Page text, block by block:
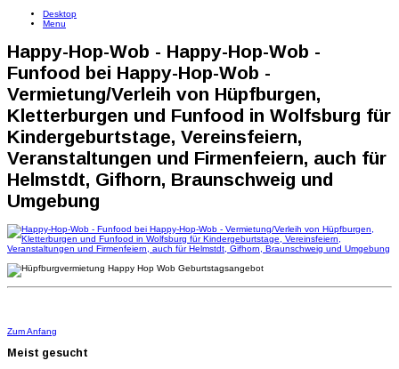
Desktop
Menu
Happy-Hop-Wob - Happy-Hop-Wob -
Funfood bei Happy-Hop-Wob -
Vermietung/Verleih von Hüpfburgen,
Kletterburgen und Funfood in Wolfsburg für
Kindergeburtstage, Vereinsfeiern,
Veranstaltungen und Firmenfeiern, auch für
Helmstdt, Gifhorn, Braunschweig und
Umgebung
Zum Anfang
Meist gesucht